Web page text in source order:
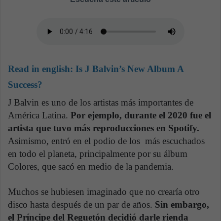
Read in english: Is J Balvin’s New Album A
Success?
J Balvin es uno de los artistas más importantes de
América Latina. Por ejemplo, durante el 2020 fue el
artista que tuvo más reproducciones en Spotify.
Asimismo, entró en el podio de los más escuchados
en todo el planeta, principalmente por su álbum
Colores, que sacó en medio de la pandemia.
Muchos se hubiesen imaginado que no crearía otro
disco hasta después de un par de años. Sin embargo,
el Príncipe del Reguetón decidió darle rienda